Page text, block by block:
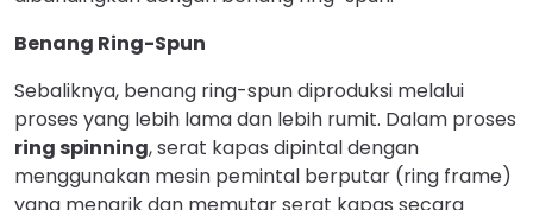
Benang Ring-Spun
Sebaliknya, benang ring-spun diproduksi melalui
proses yang lebih lama dan lebih rumit. Dalam proses
ring spinning, serat kapas dipintal dengan
menggunakan mesin pemintal berputar (ring frame)